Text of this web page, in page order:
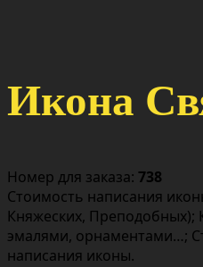
Икона
Номер для заказа: 738
Стоимость написания
Княжеских, Преподобных);
эмалями, орнаментами…;
написания иконы.